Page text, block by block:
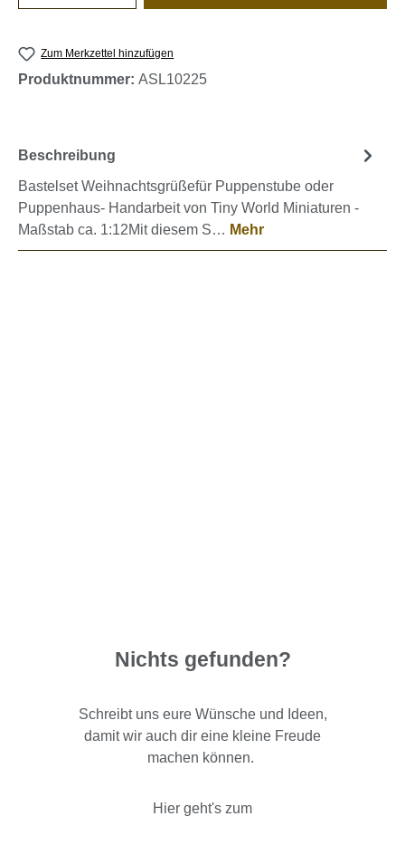
Zum Merkzettel hinzufügen
Produktnummer: ASL10225
Beschreibung
Bastelset Weihnachtsgrüßefür Puppenstube oder
Puppenhaus- Handarbeit von Tiny World Miniaturen -
Maßstab ca. 1:12Mit diesem S… Mehr
Nichts gefunden?
Schreibt uns eure Wünsche und Ideen,
damit wir auch dir eine kleine Freude
machen können.
Hier geht's zum